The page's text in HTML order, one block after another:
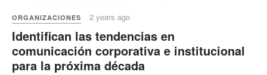
ORGANIZACIONES 2 years ago
Identifican las tendencias en
comunicación corporativa e institucional
para la próxima década